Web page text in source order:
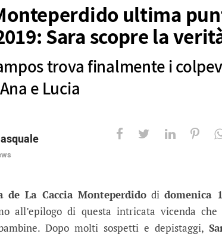
ultima
Sara scopre la
trova finalmente i
e Lucia
ultima puntata, 1
de La Caccia Monteperdidodidomenica
all’epilogo di questa intricata vicenda
Dopo molti sospetti e depistaggi,